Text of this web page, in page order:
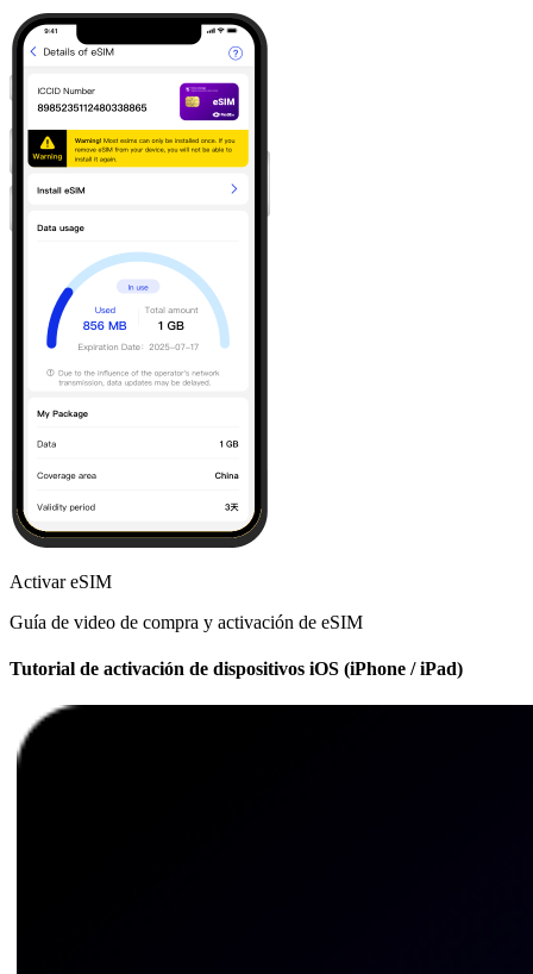
Activar eSIM
Guía de video de compra y activación de eSIM
Tutorial de activación de dispositivos iOS (iPhone / iPad)